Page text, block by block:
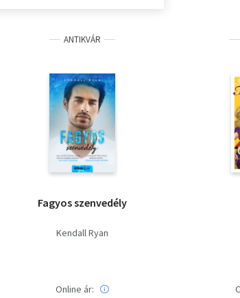
ANTIKVÁR
Fagyos szenvedély
Kendall Ryan
Online ár: